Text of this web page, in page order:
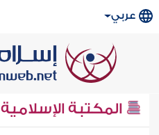
عربي
المكتبة الإسلامية